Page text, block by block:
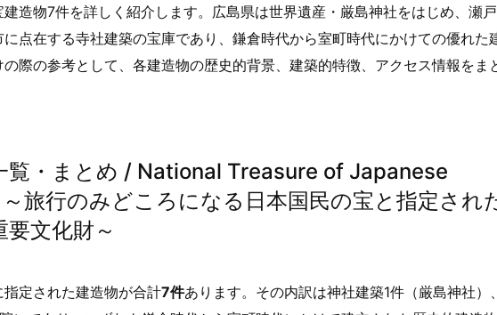
造物7件を詳しく紹介します。広島県は世界遺産・厳島神社をはじめ、瀬
点在する寺社建築の宝庫であり、鎌倉時代から室町時代にかけての優れた
際の参考として、各建造物の歴史的背景、建築的特徴、アクセス情報をま
覧・まとめ / National Treasure of Japanese
旅行のみどころになる日本国民の宝と指定され
文化財～
定された建造物が合計7件あります。その内訳は神社建築1件（厳島神社）